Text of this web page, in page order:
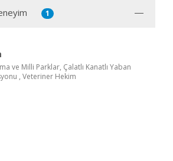
1
ve Milli Parklar, Çalatlı Kanatlı Yaban
, Veteriner Hekim